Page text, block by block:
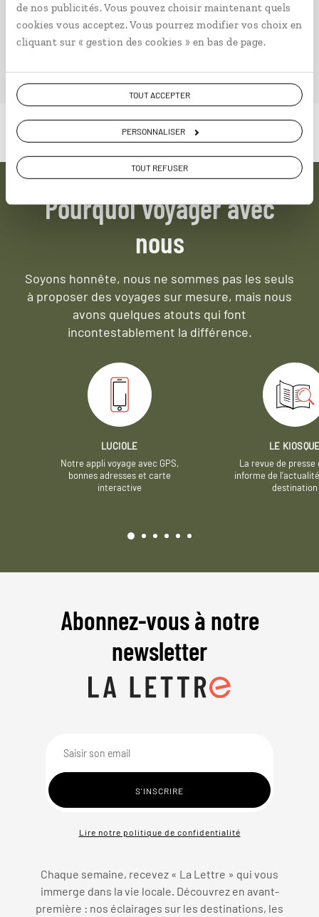
de nos publicités. Vous pouvez choisir maintenant quels
cookies vous acceptez. Vous pourrez modifier vos choix en
cliquant sur « gestion des cookies » en bas de page.
TOUT ACCEPTER
PERSONNALISER
TOUT REFUSER
Pourquoi voyager avec
nous
Soyons honnête, nous ne sommes pas les seuls
à proposer des voyages sur mesure, mais nous
avons quelques atouts qui font
incontestablement la différence.
LUCIOLE
Notre appli voyage avec GPS,
bonnes adresses et carte
interactive
LE
La revue de presse
informe de
destination
Abonnez-vous à notre
newsletter
Lire notre politique de confidentialité
Chaque semaine, recevez « La Lettre » qui vous
immerge dans la vie locale. Découvrez en avant-
première : nos éclairages sur les destinations, les